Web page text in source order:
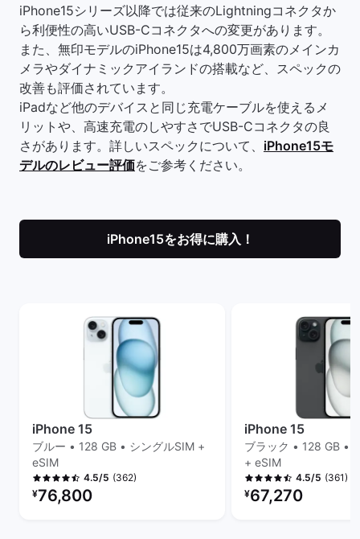
iPhone15シリーズ以降では従来のLightningコネクタか
ら利便性の高いUSB-Cコネクタへの変更があります。
また、無印モデルのiPhone15は4,800万画素のメインカ
メラやダイナミックアイランドの搭載など、スペックの
改善も評価されています。
iPadなど他のデバイスと同じ充電ケーブルを使えるメ
リットや、高速充電のしやすさでUSB-Cコネクタの良
さがあります。詳しいスペックについて、 iPhone15モ
デルのレビュー評価をご参考ください。
iPhone15をお得に購入！
iPhone 15
ブルー • 128 GB • シングルSIM +
eSIM
4.5/5 (362)
リファービッシュ品の価格：
¥76,800
iPhone 15
ブラック • 128 GB •
+ eSIM
4.5/5 (361)
リファービッシュ品の
¥67,270